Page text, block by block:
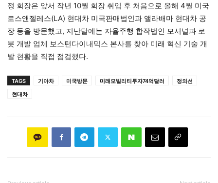
정 회장은 앞서 작년 10월 회장 취임 후 처음으로 올해 4월 미국
로스앤젤레스(LA) 현대차 미국판매법인과 앨라배마 현대차 공
장 등을 방문했고, 지난달에는 자율주행 합작법인 모셔널과 로
봇 개발 업체 보스턴다이내믹스 본사를 찾아 미래 혁신 기술 개
발 현황을 직접 점검했다.
TAGS 기아차 미국방문 미래모빌리티투자74억달러
정의선
현대차